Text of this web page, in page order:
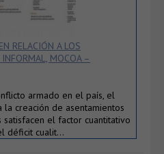
RELACIÓN A LOS
MOCOA –
armado en el país, el
creación de asentamientos
el factor cuantitativo
déficit cualit…